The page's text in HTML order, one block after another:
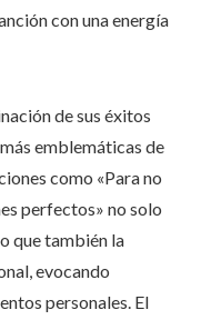
con una energía
de sus éxitos
emblemáticas de
como «Para no
perfectos» no solo
que también la
evocando
personales. El